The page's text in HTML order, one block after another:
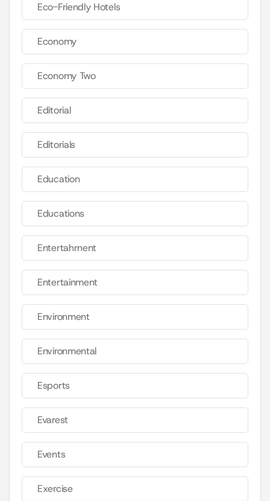
Eco-Friendly Hotels
Economy
Economy Two
Editorial
Editorials
Education
Educations
Entertahrnent
Entertainment
Environment
Environmental
Esports
Evarest
Events
Exercise